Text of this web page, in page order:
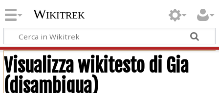
Wikitrek
Visualizza wikitesto di Gia
(disambigua)